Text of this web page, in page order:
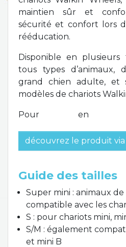
maintien sûr et
sécurité et confort lors
rééducation.
Disponible en
tous types
grand chien adulte, et
modèles de chariots
Pour en
découvrez le produit
Guide des tailles
Super mini : animaux
compatible avec les
S : pour chariots mini,
S/M : également
et mini B